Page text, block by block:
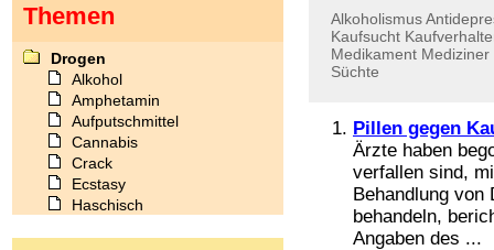
Alkoholismus
Kaufsucht
Medikament Mediziner
Süchte
Pillen gegen
Ärzte haben
verfallen sind,
Behandlung von
behandeln,
Angaben des ...
Themen
Drogen
Alkohol
Amphetamin
Aufputschmittel
Cannabis
Crack
Ecstasy
Haschisch